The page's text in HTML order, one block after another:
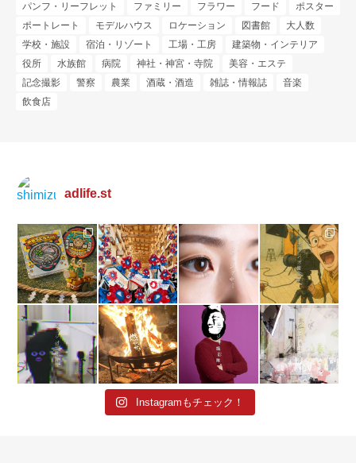
パンフ・リーフレット
ファミリー フラワー フード
ポスター
ポートレート
モデルハウス ロケーション 図書館
大人数
学校・施設
宿泊・リゾート 工場・工房
建築物・インテリア
役所
水族館 病院 神社・神宮・寺院
美容・エステ
記念撮影
警察 農業 酒蔵・酒造 雑誌・情報誌
音楽
飲食店
adlife.st
Instagramもチェック！